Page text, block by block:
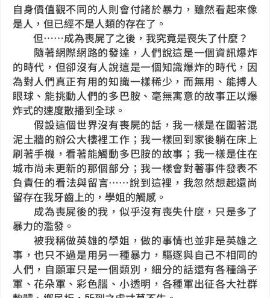
自身價值觀不同的人則會付諸於暴力，雖然看起來像
是人，但已經不是人類的存在了。
但……成為喪屍了之後，我究竟是喪失了什麼？
隨著網際網路的發達，人們說這是一個資訊爆炸
的時代，但卻沒有人說這是一個知識爆炸的時代，因
為對人們真正有用的知識一樣稀少，而無用、能搏人
眼球、能挑動人們的多巴胺、毫無寓意的故事正以爆
炸式的速度散播到全球。
假設這個世界沒有喪屍的話，我一樣是在圍著混
泥土牆的辦公大樓裡工作；我一樣回到家後躺在床上
刷著手機，看著能觸動多巴胺的故事；我一樣是住在
城市尚未更新的那個部分；我一樣會對著事件發表不
負責任的看法與留言……說到這裡，我忽然想起還尚
留存在我牙齒上的，學姐的觸感。
成為喪屍後的我，似乎沒有喪失什麼，只是多了
暴力的濫發。
被我稱做英雄的學姐，做的事情也並非是英雄之
事，也只不過是用另一種暴力，驅逐與自己不相同的
人們，自願軍只是一個類別，細分的話還有各種鴿子
軍、花朵軍、彩色腦、小透明，各種軍出征各大社群